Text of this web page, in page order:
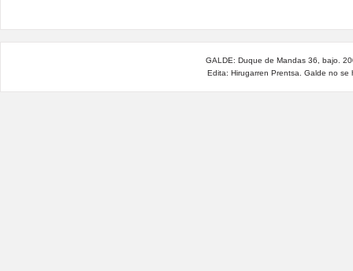
GALDE: Duque de Mandas 36, bajo.
Edita: Hirugarren Prentsa. Galde no